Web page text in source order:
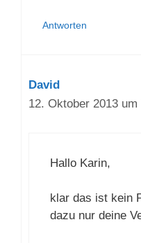
Antworten
David
12. Oktober 2013
Hallo Karin,
klar das ist kein
dazu nur deine